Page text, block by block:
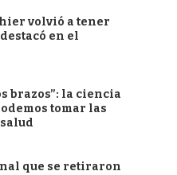
volvió a tener
en el
brazos”: la ciencia
tomar las
que se retiraron